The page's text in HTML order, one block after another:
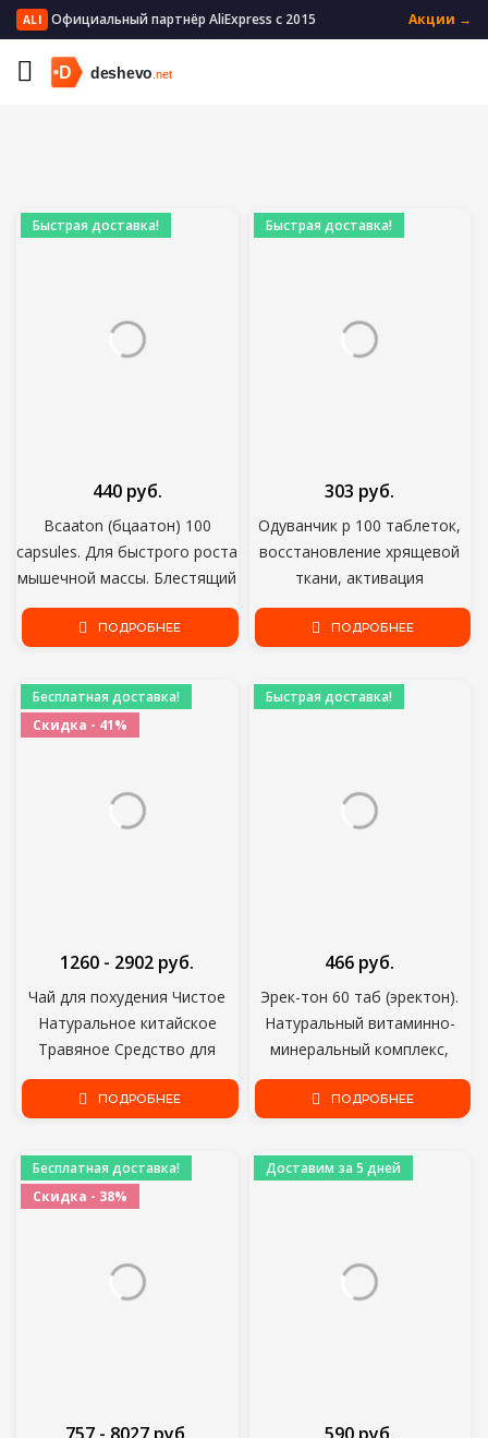
ALI Официальный партнёр AliExpress с 2015 Акции →
Главная Красота и здоровье
Быстрая доставка!
Bcaaton (бцаатон) 100
capsules. Для быстрого роста
мышечной массы. Блестящий
антикатаболик. Увеличивает
ваш собственный
440 руб.
ПОДРОБНЕЕ
Быстрая доставка!
Одуванчик р 100 таблеток,
восстановление хрящевой
ткани, активация
хондроцитов, улучшение
кровообращения, против
303 руб.
ПОДРОБНЕЕ
Бесплатная доставка!
Скидка - 41%
Чай для похудения Чистое
Натуральное китайское
Травяное Средство для
похудения Тела
Антицеллюлитные Травы
чай Сжигание жира
1260 - 2902 руб.
ПОДРОБНЕЕ
Быстрая доставка!
Эрек-тон 60 таб (эректон).
Натуральный витаминно-
минеральный комплекс,
способствующий улучшению
мужской функции,
действия.
466 руб.
ПОДРОБНЕЕ
Бесплатная доставка!
Скидка - 38%
Доставим за 5 дней